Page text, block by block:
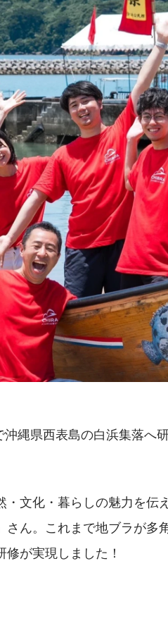
縄県西表島の白浜集落へ
文化・暮らしの魅力を伝
ん。これまで地ブラが多
が実現しました！